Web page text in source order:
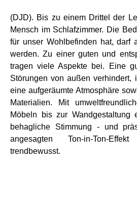
(DJD). Bis zu einem Drittel der
Mensch im Schlafzimmer. Die
für unser Wohlbefinden hat, darf
werden. Zu einer guten und
tragen viele Aspekte bei. Eine
Störungen von außen verhindert,
eine aufgeräumte Atmosphäre
Materialien. Mit
Möbeln bis zur Wandgestaltung
behagliche Stimmung - und
angesagten Ton-in-Ton-
trendbewusst.